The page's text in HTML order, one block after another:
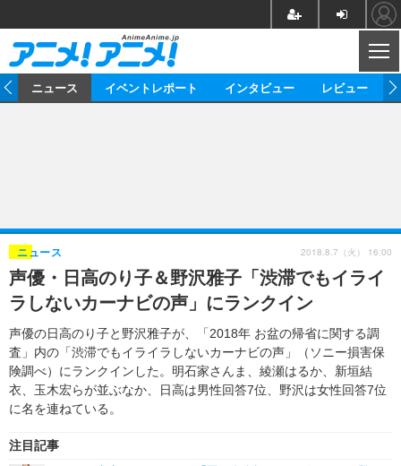
ゲーム グッズ
イベント 海外
海外イベント ビジネス
俳優・タレント アーティスト
ビジネス
アニメ 実写
イベント
ゲーム 座談会
動画
アニメ！アニメ！TV ABEMA Cafe
ニュース イベントレポート インタビュー レビュー
声優・日高のり子＆野沢雅子「渋滞でもイライ
ラしないカーナビの声」にランクイン
声優の日高のり子と野沢雅子が、「2018年 お盆の帰省に関する調
査」内の「渋滞でもイライラしないカーナビの声」（ソニー損害保
険調べ）にランクインした。明石家さんま、綾瀬はるか、新垣結
衣、玉木宏らが並ぶなか、日高は男性回答7位、野沢は女性回答7位
に名を連ねている。
ニュース
注目記事
2018.8.7（火） 16:00